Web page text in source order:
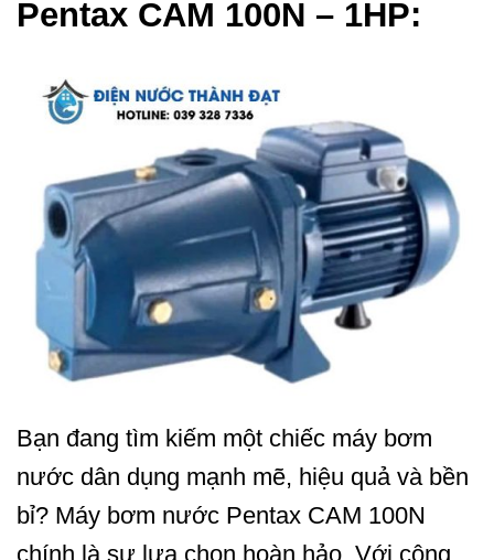
Pentax CAM 100N – 1HP:
Bạn đang tìm kiếm một chiếc máy bơm
nước dân dụng mạnh mẽ, hiệu quả và bền
bỉ? Máy bơm nước Pentax CAM 100N
chính là sự lựa chọn hoàn hảo. Với công